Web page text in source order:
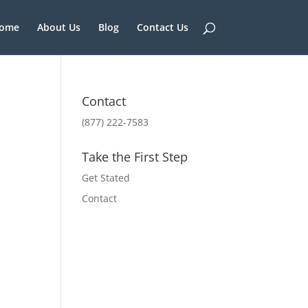
About Us Blog Contact Us
Contact
(877) 222-7583
Take the First Step
Get Stated
Contact